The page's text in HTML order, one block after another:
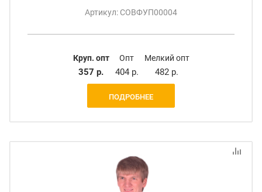
Артикул: СОВФУП00004
Круп. опт
357 р.
Опт
404 р.
Мелкий опт
482 р.
ПОДРОБНЕЕ